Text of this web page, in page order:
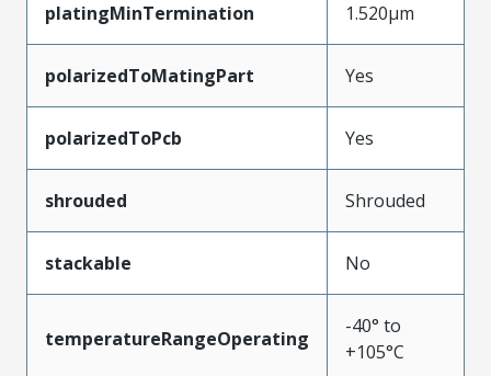
platingMinTermination 1.520µm
polarizedToMatingPart Yes
polarizedToPcb Yes
shrouded Shrouded
stackable No
temperatureRangeOperating
-40° to
+105°C